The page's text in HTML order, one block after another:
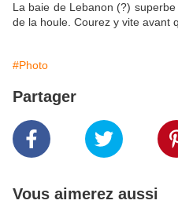
La baie de Lebanon (?)
de la houle. Courez y vite avant
#Photo
Partager
Vous aimerez aussi